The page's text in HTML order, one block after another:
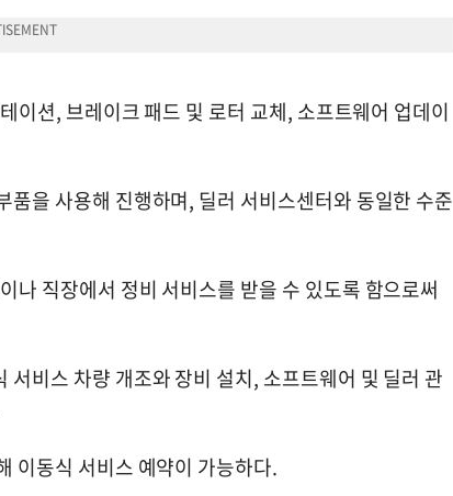
이션, 브레이크 패드 및 로터 교체, 소프트웨어 업데이
을 사용해 진행하며, 딜러 서비스센터와 동일한 수준
나 직장에서 정비 서비스를 받을 수 있도록 함으로써
비스 차량 개조와 장비 설치, 소프트웨어 및 딜러 관
이동식 서비스 예약이 가능하다.